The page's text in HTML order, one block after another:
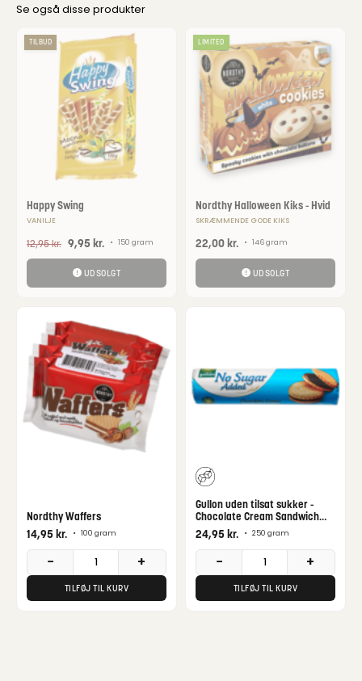
Se også disse produkter
TILBUD
Happy Swing
VANILJE
12,95kr. 9,95kr. • 150 gram
UDSOLGT
LIMITED
Nordthy Halloween Kiks - Hvid
SKRÆMMENDE GODE KIKS
22,00kr. • 146 gram
UDSOLGT
Nordthy Waffers
14,95kr. • 100 gram
− +
TILFØJ TIL KURV
Gullon uden tilsat sukker -
Chocolate Cream Sandwich
Cookies
24,95kr. • 250 gram
− +
TILFØJ TIL KURV